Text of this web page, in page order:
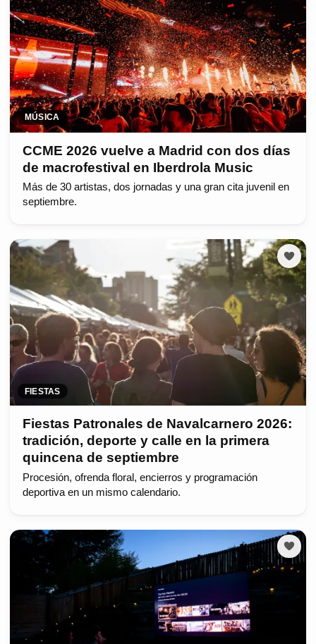
MÚSICA
CCME 2026 vuelve a Madrid con dos días
de macrofestival en Iberdrola Music
Más de 30 artistas, dos jornadas y una gran cita juvenil en
septiembre.
FIESTAS
Fiestas Patronales de Navalcarnero 2026:
tradición, deporte y calle en la primera
quincena de septiembre
Procesión, ofrenda floral, encierros y programación
deportiva en un mismo calendario.